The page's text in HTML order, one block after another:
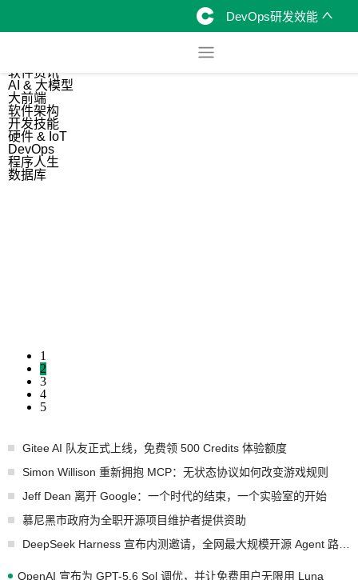
DevOps研发效能
软件资讯
AI & 大模型
大前端
软件架构
开发技能
硬件 & IoT
DevOps
程序人生
数据库
1
2
3
4
5
Gitee AI 队友正式上线，免费领 500 Credits 体验额度
Simon Willison 重新拥抱 MCP：无状态协议如何改变游戏规则
Jeff Dean 离开 Google：一个时代的结束，一个实验室的开始
慕尼黑市政府为全职开源项目维护者提供资助
OpenAI 宣布为 GPT-5.6 Sol 调优，并让免费用户无限用 Luna